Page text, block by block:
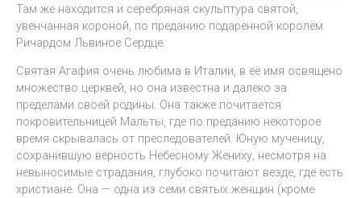
Там же находится и серебряная скульптура святой,
увенчанная короной, по преданию подаренной королём
Ричардом Львиное Сердце.
Святая Агафия очень любима в Италии, в её имя освящено
множество церквей, но она известна и далеко за
пределами своей родины. Она также почитается
покровительницей Мальты, где по преданию некоторое
время скрывалась от преследователей. Юную мученицу,
сохранившую верность Небесному Жениху, несмотря на
невыносимые страдания, глубоко почитают везде, где есть
христиане. Она — одна из семи святых женщин (кроме